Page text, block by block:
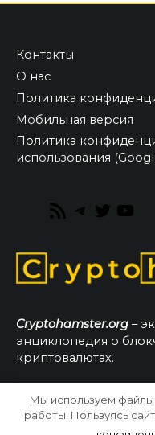
Контакты
О нас
Политика
Мобильная версия
Политика
использования
RSS
Telegram
Twitter
Cryptohamster.org –
энциклопедия о
криптовалютах.
© 2026
Мы используем файлы
работы. Пользуясь